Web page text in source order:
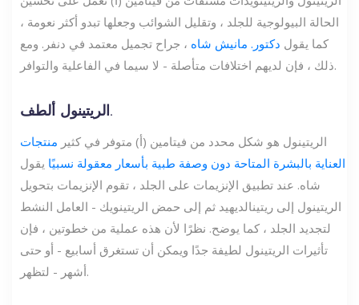
الحالة البيولوجية للجلد ، وتقليل الشوائب وجعلها تبدو أكثر نعومة ،
كما يقول دكتور. مانيش شاه ، جراح تجميل معتمد في دنفر. ومع
ذلك ، فإن لديهم اختلافات متأصلة - لا سيما في الفاعلية والتوافر.
الريتينول ألطف.
الريتينول هو شكل محدد من فيتامين (أ) متوفر في كثير منتجات
العناية بالبشرة المتاحة دون وصفة طبية بأسعار معقولة نسبيًا يقول
شاه. عند تطبيق الإنزيمات على الجلد ، تقوم الإنزيمات بتحويل
الريتينول إلى ريتينالديهيد ثم إلى حمض الريتينويك - العامل النشط
لتجديد الجلد ، كما يوضح. نظرًا لأن هذه عملية من خطوتين ، فإن
تأثيرات الريتينول لطيفة جدًا ويمكن أن تستغرق أسابيع - أو حتى
أشهر - لتظهر.